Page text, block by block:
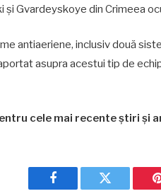
și Gvardeyskoye din Crimeea
antiaeriene, inclusiv două
asupra acestui tip de
cele mai recente știri și
Facebook Twitter